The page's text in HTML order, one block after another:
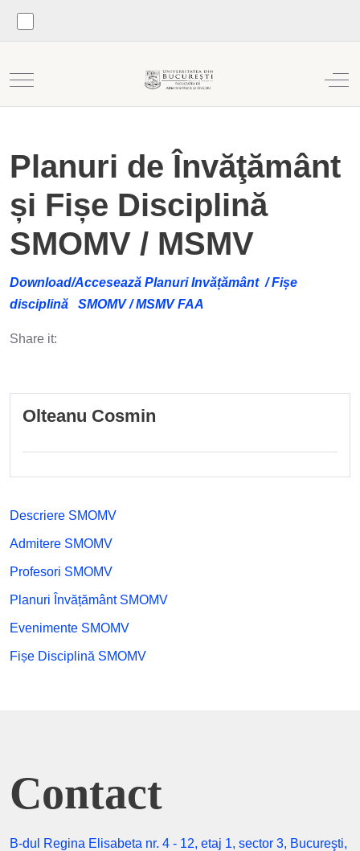
Mobile Menu Toggle Off-
Planuri de Învăţământ
și Fișe Disciplină
SMOMV / MSMV
Download/Accesează Planuri Invățământ / Fișe
disciplină SMOMV / MSMV FAA
Share it:
Olteanu Cosmin
Descriere SMOMV
Admitere SMOMV
Profesori SMOMV
Planuri Învățământ SMOMV
Evenimente SMOMV
Fișe Disciplină SMOMV
Contact
B-dul Regina Elisabeta nr. 4 - 12, etaj 1, sector 3, Bucureşti,